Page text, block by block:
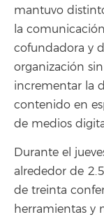
mantuvo
la
cofundadora y
organización
incrementar la
contenido en
de medios
Durante el
alrededor de
de treinta
herramientas y